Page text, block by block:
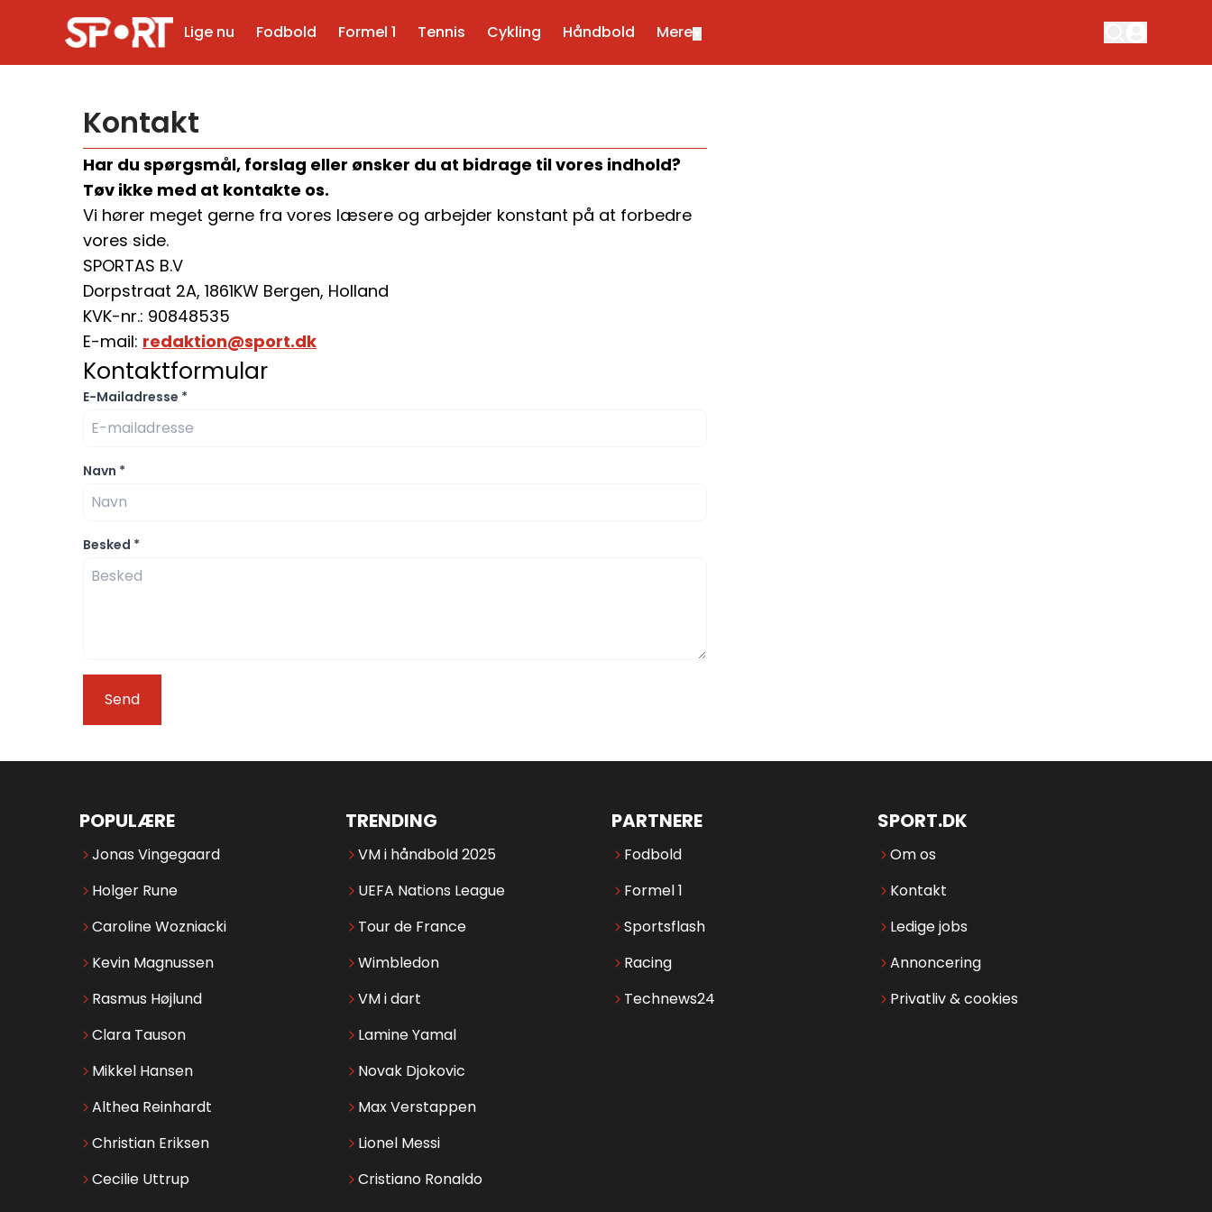
Lige nu Fodbold Formel 1 Tennis Cykling Håndbold Mere
Kontakt
Har du spørgsmål, forslag eller ønsker du at bidrage til vores indhold?
Tøv ikke med at kontakte os.
Vi hører meget gerne fra vores læsere og arbejder konstant på at forbedre
vores side.
SPORTAS B.V
Dorpstraat 2A, 1861KW Bergen, Holland
KVK-nr.: 90848535
E-mail: redaktion@sport.dk
Kontaktformular
E-Mailadresse *
Navn *
Besked *
Send
POPULÆRE
Jonas Vingegaard
Holger Rune
Caroline Wozniacki
Kevin Magnussen
Rasmus Højlund
Clara Tauson
Mikkel Hansen
Althea Reinhardt
Christian Eriksen
Cecilie Uttrup
TRENDING
VM i håndbold 2025
UEFA Nations League
Tour de France
Wimbledon
VM i dart
Lamine Yamal
Novak Djokovic
Max Verstappen
Lionel Messi
Cristiano Ronaldo
PARTNERE
Fodbold
Formel 1
Sportsflash
Racing
Technews24
SPORT.DK
Om os
Kontakt
Ledige jobs
Annoncering
Privatliv & cookies